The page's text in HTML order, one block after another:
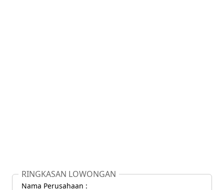
RINGKASAN LOWONGAN
Nama Perusahaan :